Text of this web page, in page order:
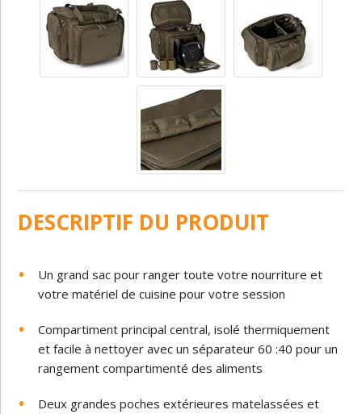
DESCRIPTIF DU PRODUIT
Un grand sac pour ranger toute votre nourriture et
votre matériel de cuisine pour votre session
Compartiment principal central, isolé thermiquement
et facile à nettoyer avec un séparateur 60 :40 pour un
rangement compartimenté des aliments
Deux grandes poches extérieures matelassées et